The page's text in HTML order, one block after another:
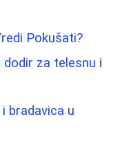
Pokušati?
za telesnu i
bradavica u